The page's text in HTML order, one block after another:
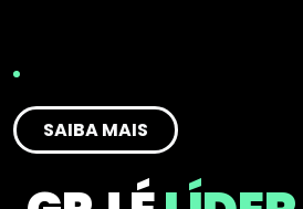
SAIBA MAIS